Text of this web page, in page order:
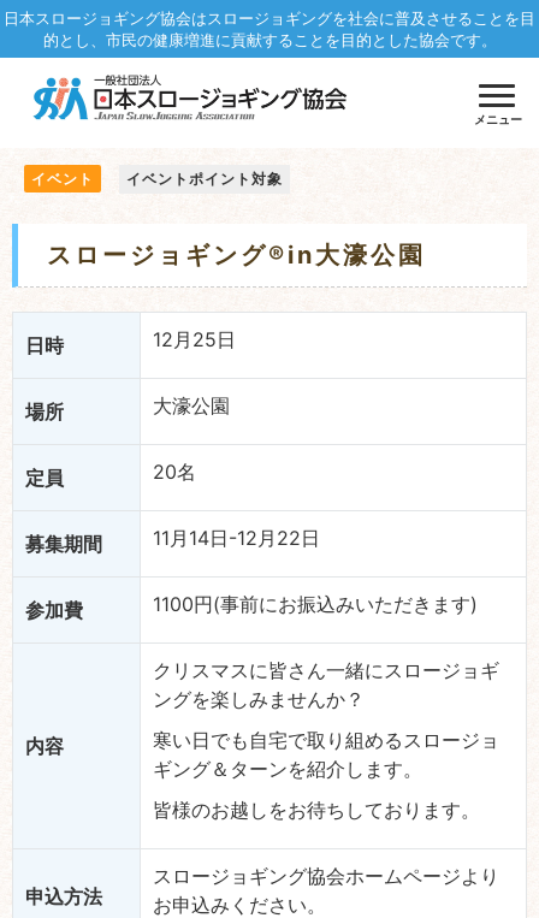
日本スロージョギング協会はスロージョギングを社会に普及させることを目
的とし、市民の健康増進に貢献することを目的とした協会です。
メニュー
イベント イベントポイント対象
スロージョギング®in大濠公園
日時 12月25日
場所 大濠公園
定員 20名
募集期間 11月14日-12月22日
参加費 1100円(事前にお振込みいただきます)
内容
クリスマスに皆さん一緒にスロージョギ
ングを楽しみませんか？
寒い日でも自宅で取り組めるスロージョ
ギング＆ターンを紹介します。
皆様のお越しをお待ちしております。
申込方法
スロージョギング協会ホームページより
お申込みください。